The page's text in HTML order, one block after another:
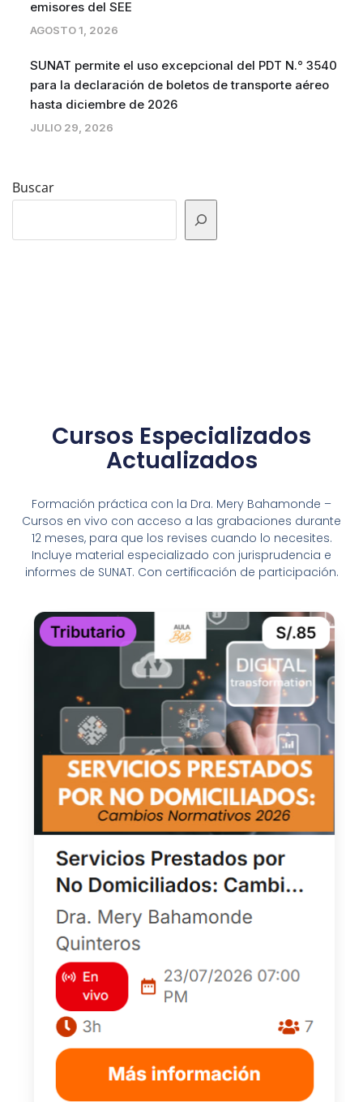
emisores del SEE
AGOSTO 1, 2026
SUNAT permite el uso excepcional del PDT N.° 3540
para la declaración de boletos de transporte aéreo
hasta diciembre de 2026
JULIO 29, 2026
Buscar
Cursos Especializados
Actualizados
Formación práctica con la Dra. Mery Bahamonde –
Cursos en vivo con acceso a las grabaciones durante
12 meses, para que los revises cuando lo necesites.
Incluye material especializado con jurisprudencia e
informes de SUNAT. Con certificación de participación.